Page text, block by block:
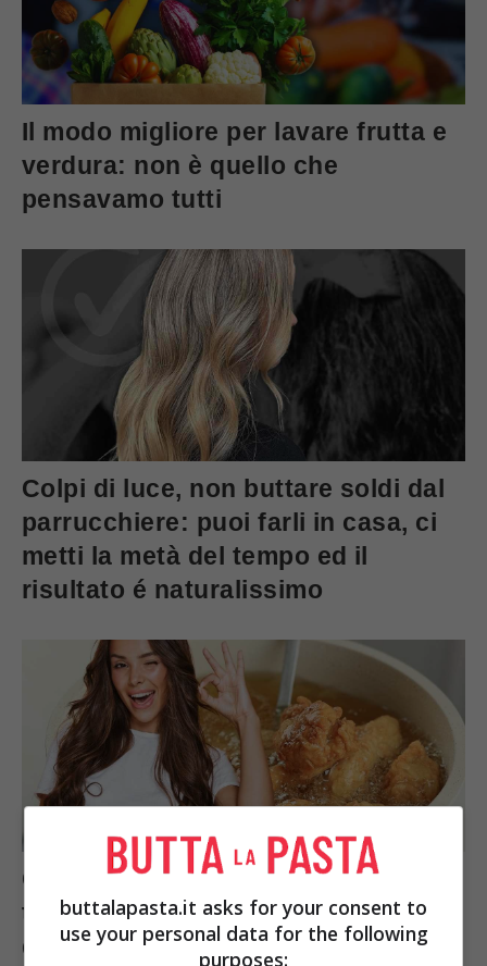
Il modo migliore per lavare frutta e
verdura: non è quello che
pensavamo tutti
Colpi di luce, non buttare soldi dal
parrucchiere: puoi farli in casa, ci
metti la metà del tempo ed il
risultato é naturalissimo
Che odio gli schizzi di frittura per
tutta la cucina: il trucco per evitare
di passare le ore a pulire
buttalapasta.it asks for your consent to
use your personal data for the following
purposes: